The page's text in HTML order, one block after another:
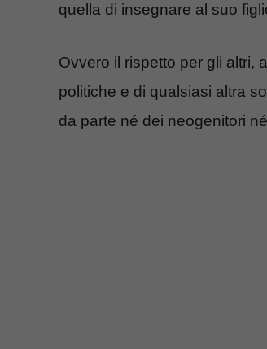
quella di insegnare al suo
Ovvero il rispetto per gli altri,
politiche e di qualsiasi altra
da parte né dei neogenitori